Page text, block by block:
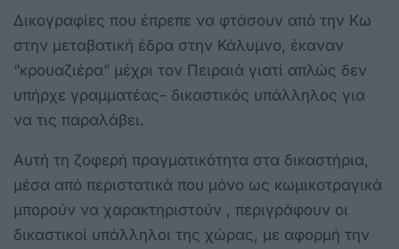
Δικογραφίες που έπρεπε να φτάσουν από την Κω
στην μεταβατική έδρα στην Κάλυμνο, έκαναν
“κρουαζιέρα” μέχρι τον Πειραιά γιατί απλώς δεν
υπήρχε γραμματέας- δικαστικός υπάλληλος για
να τις παραλάβει.
Αυτή τη ζοφερή πραγματικότητα στα δικαστήρια,
μέσα από περιστατικά που μόνο ως κωμικοτραγικά
μπορούν να χαρακτηριστούν , περιγράφουν οι
δικαστικοί υπάλληλοι της χώρας, με αφορμή την